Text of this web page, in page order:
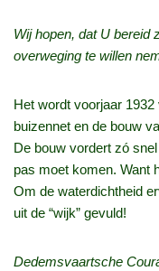
Wij hopen, dat U bereid
overweging te willen
Het wordt voorjaar
buizennet en de bouw
De bouw vordert zó
pas moet komen. Want
Om de waterdichtheid
uit de “wijk” gevuld!
Dedemsvaartsche